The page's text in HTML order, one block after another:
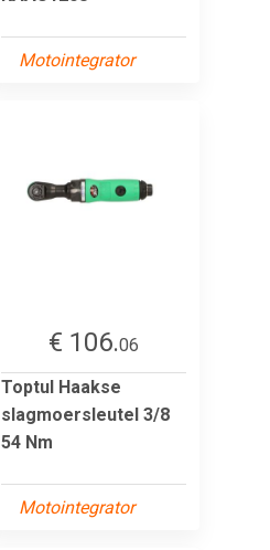
Motointegrator
€ 106.06
Toptul Haakse
slagmoersleutel 3/8
54 Nm
Motointegrator